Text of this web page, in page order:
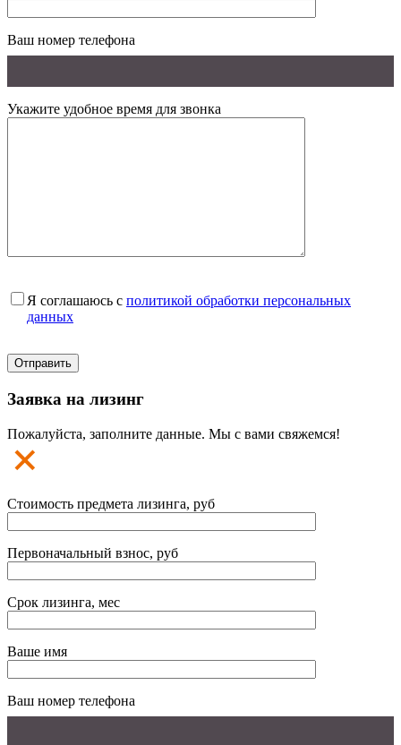
Ваш номер телефона
Укажите удобное время для звонка
Я соглашаюсь с политикой обработки персональных
данных
Заявка на лизинг
Пожалуйста, заполните данные. Мы с вами свяжемся!
Стоимость предмета лизинга, руб
Первоначальный взнос, руб
Срок лизинга, мес
Ваше имя
Ваш номер телефона